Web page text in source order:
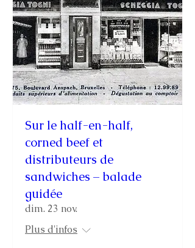
Sur le half-en-half,
corned beef et
distributeurs de
sandwiches – balade
guidée
dim. 23 nov.
Plus d'infos